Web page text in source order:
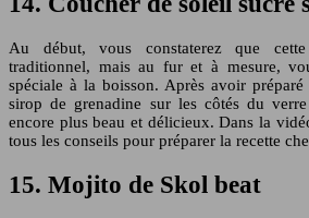
Au début, vous constaterez que
traditionnel, mais au fur et à mesure,
spéciale à la boisson. Après avoir
sirop de grenadine sur les côtés du
encore plus beau et délicieux. Dans la
tous les conseils pour préparer la recette
15. Mojito de Skol beat